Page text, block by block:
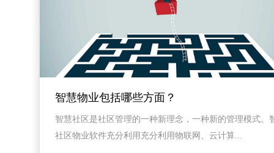
智慧物业包括哪些方面？
智慧社区是社区管理的一种新理念，一种新的管理模式。
社区物业软件充分利用充分利用物联网、云计算...